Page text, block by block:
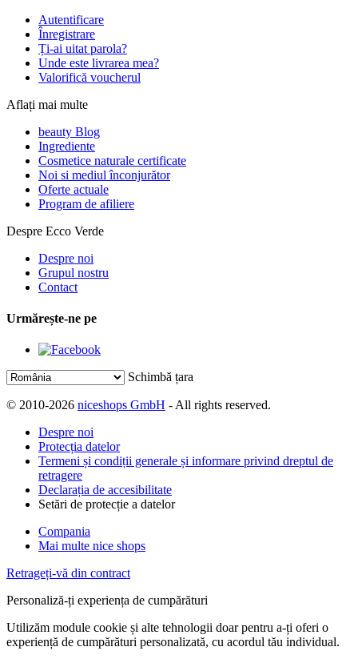
Autentificare
Înregistrare
Ți-ai uitat parola?
Unde este livrarea mea?
Valorifică voucherul
Aflați mai multe
beauty Blog
Ingrediente
Cosmetice naturale certificate
Noi si mediul înconjurător
Oferte actuale
Program de afiliere
Despre Ecco Verde
Despre noi
Grupul nostru
Contact
Urmărește-ne pe
Schimbă țara
© 2010-2026 niceshops GmbH - All rights reserved.
Despre noi
Protecția datelor
Termeni și condiții generale și informare privind dreptul de
retragere
Declarația de accesibilitate
Setări de protecție a datelor
Compania
Mai multe nice shops
Retrageți-vă din contract
Personaliză-ți experiența de cumpărături
Utilizăm module cookie și alte tehnologii doar pentru a-ți oferi o
experiență de cumpărături personalizată, cu acordul tău individual.